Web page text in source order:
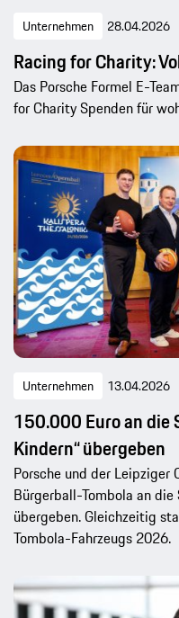
Unternehmen 28.04.2026
Racing for Charity:
Das Porsche Formel E-
for Charity Spenden für
Unternehmen 13.04.2026
150.000 Euro an die
Kindern“ übergeben
Porsche und der Leipziger
Bürgerball-Tombola an
übergeben. Gleichzeitig
Tombola-Fahrzeugs 2026.